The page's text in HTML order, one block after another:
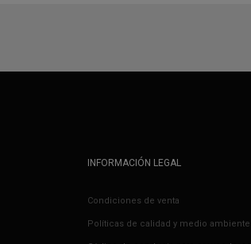
INFORMACIÓN LEGAL
Condiciones de venta
Políticas de calidad y medio ambiente